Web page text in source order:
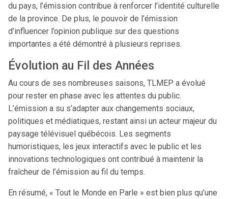
du pays, l’émission contribue à renforcer l’identité culturelle
de la province. De plus, le pouvoir de l’émission
d’influencer l’opinion publique sur des questions
importantes a été démontré à plusieurs reprises.
Évolution au Fil des Années
Au cours de ses nombreuses saisons, TLMEP a évolué
pour rester en phase avec les attentes du public.
L’émission a su s’adapter aux changements sociaux,
politiques et médiatiques, restant ainsi un acteur majeur du
paysage télévisuel québécois. Les segments
humoristiques, les jeux interactifs avec le public et les
innovations technologiques ont contribué à maintenir la
fraîcheur de l’émission au fil du temps.
En résumé, « Tout le Monde en Parle » est bien plus qu’une